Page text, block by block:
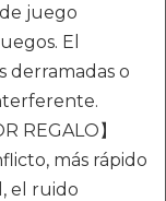
juego
El
derramadas o
REGALO】
más rápido
el ruido